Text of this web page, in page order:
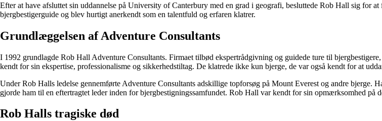
Efter at have afsluttet sin uddannelse på University of Canterbury med en grad i geografi, besluttede Rob Hall sig for
bjergbestigerguide og blev hurtigt anerkendt som en talentfuld og erfaren klatrer.
Grundlæggelsen af Adventure Consultants
I 1992 grundlagde Rob Hall Adventure Consultants. Firmaet tilbød ekspertrådgivning og guidede ture til
kendt for sin ekspertise, professionalisme og sikkerhedstiltag. De klatrede ikke kun bjerge, de var også kendt for at
Under Rob Halls ledelse gennemførte Adventure Consultants adskillige topforsøg på Mount Everest og andre bjerge.
gjorde ham til en eftertragtet leder inden for bjergbestigningssamfundet. Rob Hall var kendt for sin opmærksomhed på
Rob Halls tragiske død